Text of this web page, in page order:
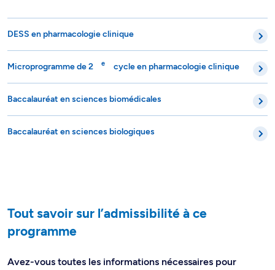
DESS en pharmacologie clinique
Microprogramme de 2 e cycle en pharmacologie clinique
Baccalauréat en sciences biomédicales
Baccalauréat en sciences biologiques
Tout savoir sur l’admissibilité à ce
programme
Avez-vous toutes les informations nécessaires pour